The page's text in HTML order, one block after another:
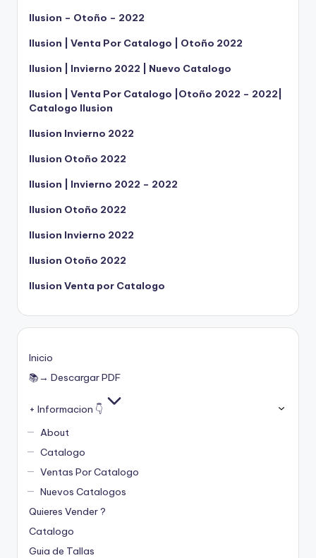
Ilusion – Otoño – 2022
Ilusion | Venta Por Catalogo | Otoño 2022
Ilusion | Invierno 2022 | Nuevo Catalogo
Ilusion | Venta Por Catalogo |Otoño 2022 – 2022|
Catalogo Ilusion
Ilusion Invierno 2022
Ilusion Otoño 2022
Ilusion | Invierno 2022 – 2022
Ilusion Otoño 2022
Ilusion Invierno 2022
Ilusion Otoño 2022
Ilusion Venta por Catalogo
Inicio
📚→ Descargar PDF
+ Informacion 👇
About
Catalogo
Ventas Por Catalogo
Nuevos Catalogos
Quieres Vender ?
Catalogo
Guia de Tallas